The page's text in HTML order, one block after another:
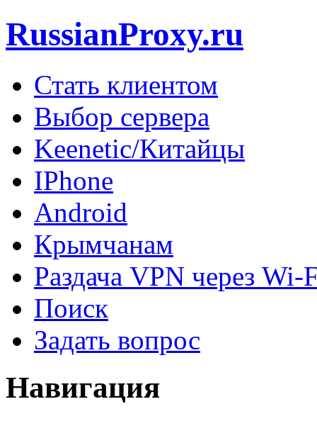
RussianProxy.ru
Стать клиентом
Выбор сервера
Keenetic/Китайцы
IPhone
Android
Крымчанам
Раздача VPN через Wi-
Поиск
Задать вопрос
Навигация